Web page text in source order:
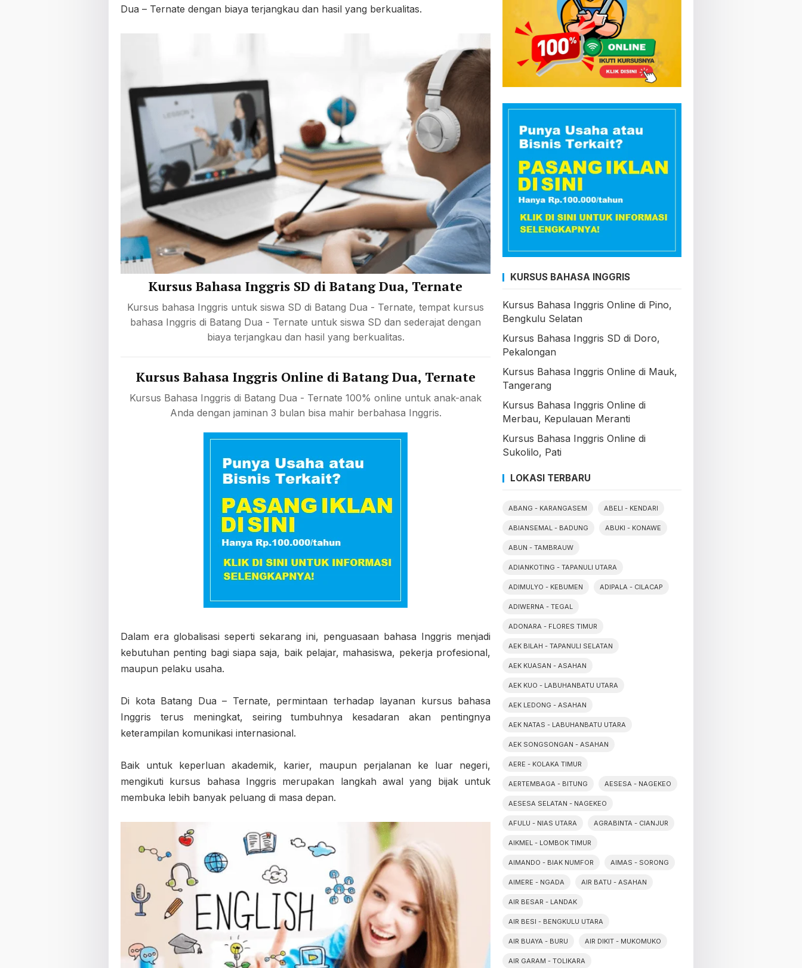
Dua – Ternate dengan biaya terjangkau dan hasil yang berkualitas.
Kursus Bahasa Inggris SD di Batang Dua, Ternate
Kursus bahasa Inggris untuk siswa SD di Batang Dua - Ternate, tempat kursus
bahasa Inggris di Batang Dua - Ternate untuk siswa SD dan sederajat dengan
biaya terjangkau dan hasil yang berkualitas.
Kursus Bahasa Inggris Online di Batang Dua, Ternate
Kursus Bahasa Inggris di Batang Dua - Ternate 100% online untuk anak-anak
Anda dengan jaminan 3 bulan bisa mahir berbahasa Inggris.
Dalam era globalisasi seperti sekarang ini, penguasaan bahasa Inggris menjadi
kebutuhan penting bagi siapa saja, baik pelajar, mahasiswa, pekerja profesional,
maupun pelaku usaha.
Di kota Batang Dua – Ternate, permintaan terhadap layanan kursus bahasa
Inggris terus meningkat, seiring tumbuhnya kesadaran akan pentingnya
keterampilan komunikasi internasional.
Baik untuk keperluan akademik, karier, maupun perjalanan ke luar negeri,
mengikuti kursus bahasa Inggris merupakan langkah awal yang bijak untuk
membuka lebih banyak peluang di masa depan.
KURSUS BAHASA INGGRIS
Kursus Bahasa Inggris Online di Pino,
Bengkulu Selatan
Kursus Bahasa Inggris SD di Doro,
Pekalongan
Kursus Bahasa Inggris Online di Mauk,
Tangerang
Kursus Bahasa Inggris Online di
Merbau, Kepulauan Meranti
Kursus Bahasa Inggris Online di
Sukolilo, Pati
LOKASI TERBARU
ABANG - KARANGASEM ABELI - KENDARI
ABIANSEMAL - BADUNG ABUKI - KONAWE
ABUN - TAMBRAUW
ADIANKOTING - TAPANULI UTARA
ADIMULYO - KEBUMEN ADIPALA - CILACAP
ADIWERNA - TEGAL
ADONARA - FLORES TIMUR
AEK BILAH - TAPANULI SELATAN
AEK KUASAN - ASAHAN
AEK KUO - LABUHANBATU UTARA
AEK LEDONG - ASAHAN
AEK NATAS - LABUHANBATU UTARA
AEK SONGSONGAN - ASAHAN
AERE - KOLAKA TIMUR
AERTEMBAGA - BITUNG AESESA - NAGEKEO
AESESA SELATAN - NAGEKEO
AFULU - NIAS UTARA AGRABINTA - CIANJUR
AIKMEL - LOMBOK TIMUR
AIMANDO - BIAK NUMFOR AIMAS - SORONG
AIMERE - NGADA AIR BATU - ASAHAN
AIR BESAR - LANDAK
AIR BESI - BENGKULU UTARA
AIR BUAYA - BURU AIR DIKIT - MUKOMUKO
AIR GARAM - TOLIKARA